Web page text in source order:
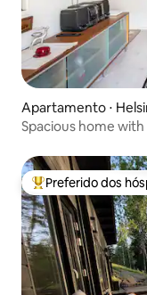
Apartamento ⋅
Spacious home
Entre os melhores
Preferido dos